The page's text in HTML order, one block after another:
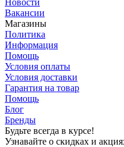
Вакансии
Магазины
Политика
Информация
Помощь
Условия оплаты
Условия доставки
Гарантия на товар
Помощь
Блог
Бренды
Будьте всегда в курсе!
Узнавайте о скидках и